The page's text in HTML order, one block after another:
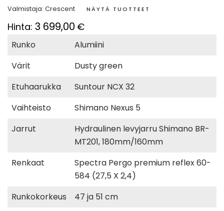
Valmistaja: Crescent NÄYTÄ TUOTTEET
Hinta: 3 699,00 €
Runko
Alumiini
Värit
Dusty green
Etuhaarukka
Suntour NCX 32
Vaihteisto
Shimano Nexus 5
Jarrut
Hydraulinen levyjarru Shimano BR-
MT201, 180mm/160mm
Renkaat
Spectra Pergo premium reflex 60-
584 (27,5 X 2,4)
Runkokorkeus
47 ja 51 cm